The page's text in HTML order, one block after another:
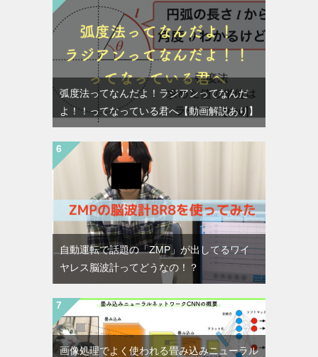
弧度法ってなんだよ！ラジアンってなんだ
よ！！ってなっている君へ【動画解説あり】
自動運転で話題の「ZMP」が出してるワイ
ヤレス脳波計ってどうなの！？
画像処理でよく使われる畳み込みニューラル